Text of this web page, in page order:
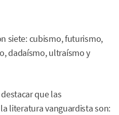
siete: cubismo, futurismo,
dadaísmo, ultraísmo y
que las
literatura vanguardista son: